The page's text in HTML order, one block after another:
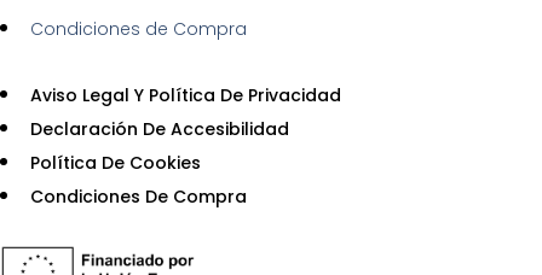
Condiciones de Compra
Aviso Legal Y Política De Privacidad​
Declaración De Accesibilidad
Política De Cookies
Condiciones De Compra